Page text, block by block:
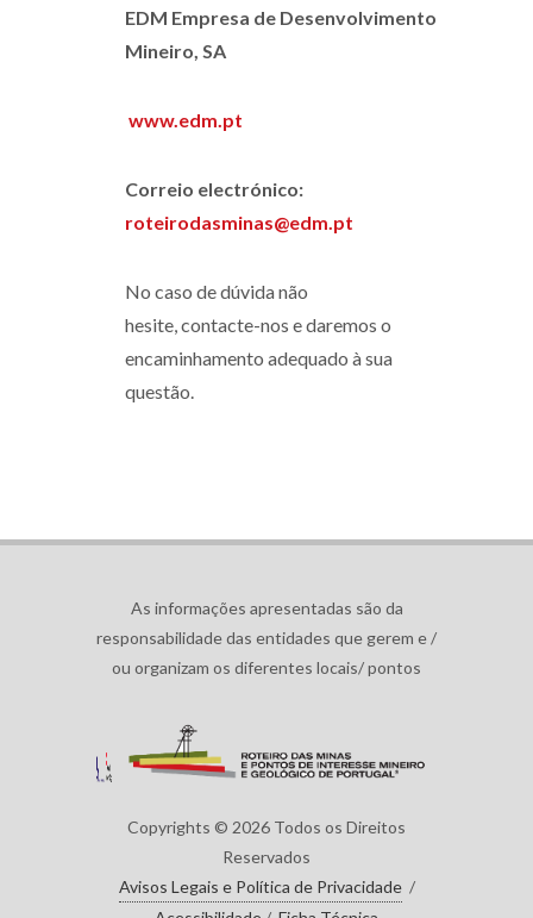
EDM Empresa de Desenvolvimento
Mineiro, SA
www.edm.pt
Correio electrónico:
roteirodasminas@edm.pt
No caso de dúvida não
hesite, contacte-nos e daremos o
encaminhamento adequado à sua
questão.
As informações apresentadas são da
responsabilidade das entidades que gerem e /
ou organizam os diferentes locais/ pontos
Copyrights © 2026 Todos os Direitos
Reservados
Avisos Legais e Política de Privacidade /